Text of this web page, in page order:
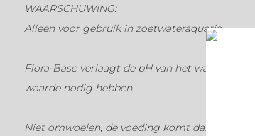
WAARSCHUWING:
Alleen voor gebruik in zoetwateraquaria.
Flora-Base verlaagt de pH van het water en is
waarde nodig hebben.
Niet omwoelen, de voeding komt dan uit de